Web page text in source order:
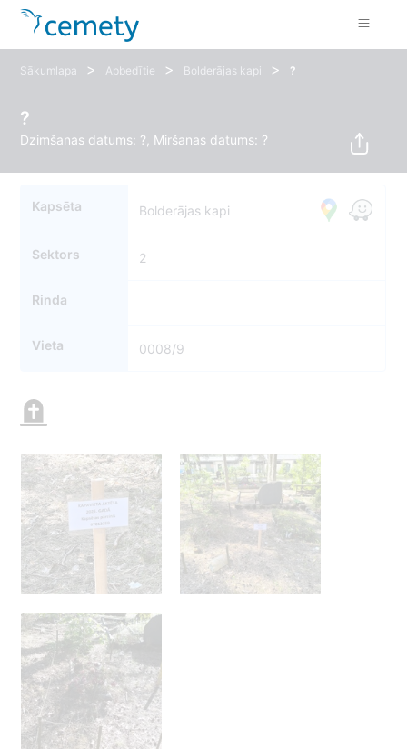
Sākumlapa > Apbedītie > Bolderājas kapi > ?
?
Dzimšanas datums: ?, Miršanas datums: ?
Kapsēta Bolderājas kapi
Sektors 2
Rinda
Vieta 0008/9